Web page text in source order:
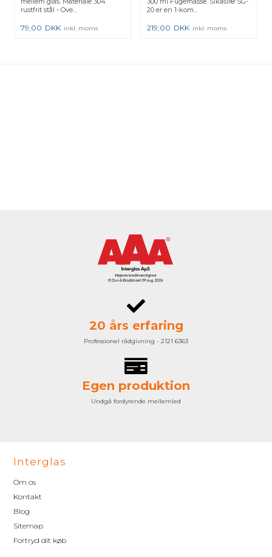
rustfrit stål - Ove...
79,00 DKK inkl. moms
20 er en 1-kom...
219,00 DKK inkl. moms
20 års erfaring
Professionel rådgivning - 2121 6363
Egen produktion
Undgå fordyrende mellemled
Interglas
Om os
Kontakt
Blog
Sitemap
Fortryd dit køb